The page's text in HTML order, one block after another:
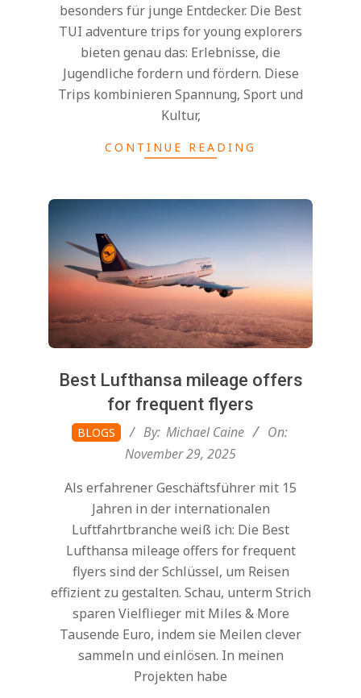
besonders für junge Entdecker. Die Best
TUI adventure trips for young explorers
bieten genau das: Erlebnisse, die
Jugendliche fordern und fördern. Diese
Trips kombinieren Spannung, Sport und
Kultur,
CONTINUE READING
Best Lufthansa mileage offers
for frequent flyers
2025-BLOGS By: Michael Caine
On:
November 29, 2025
Als erfahrener Geschäftsführer mit 15
Jahren in der internationalen
Luftfahrtbranche weiß ich: Die Best
Lufthansa mileage offers for frequent
flyers sind der Schlüssel, um Reisen
effizient zu gestalten. Schau, unterm Strich
sparen Vielflieger mit Miles & More
Tausende Euro, indem sie Meilen clever
sammeln und einlösen. In meinen
Projekten habe